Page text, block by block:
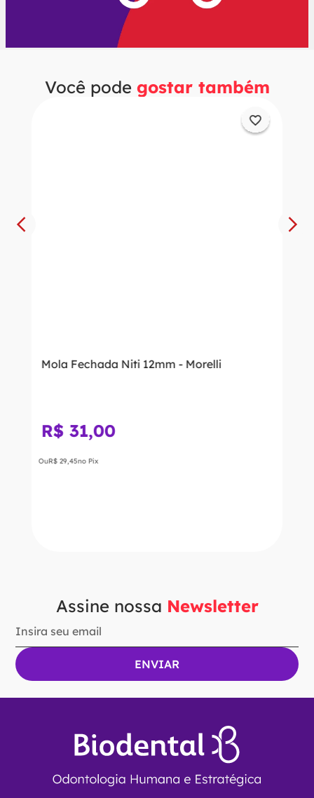
Você pode gostar também
Mola Fechada Niti 12mm - Morelli
R$ 31,00
OuR$ 29,45no Pix
Assine nossa Newsletter